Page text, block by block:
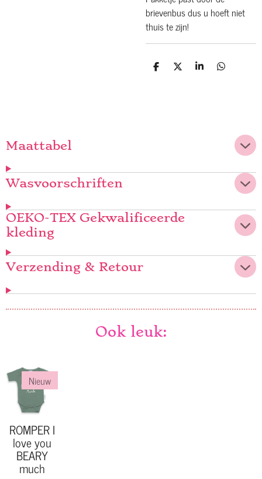
brievenbus dus u hoeft niet
thuis te zijn!
D D S D
Maattabel
Wasvoorschriften
OEKO-TEX Gekwalificeerde
kleding
Verzending & Retour
Ook leuk:
Nieuw
ROMPER I
love you
BEARY
much